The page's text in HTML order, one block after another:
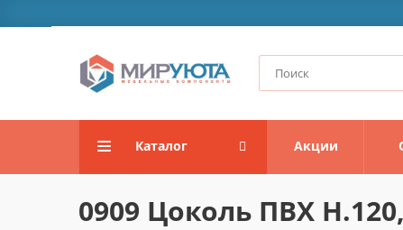
Каталог Акции
0909 Цоколь ПВХ